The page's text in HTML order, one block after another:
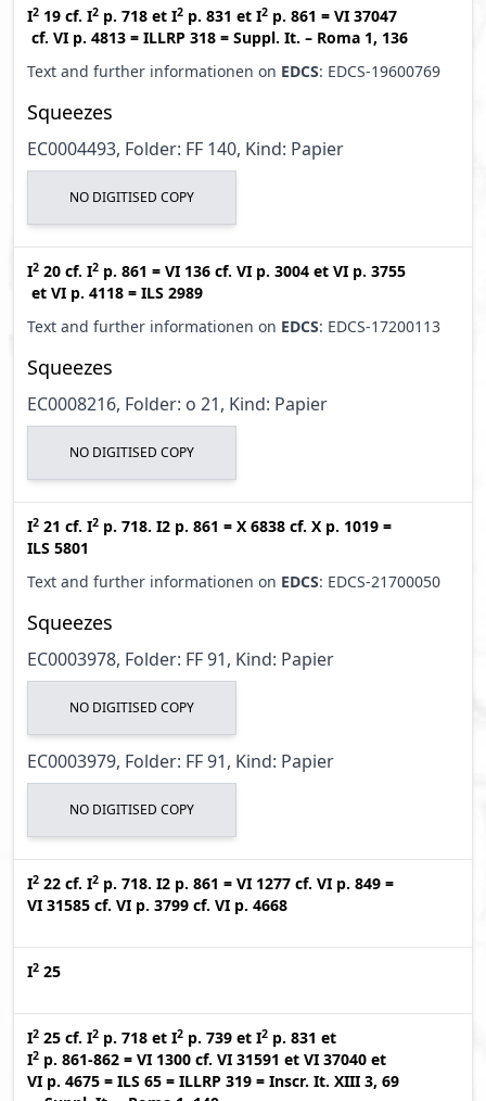
I2 19 cf. I2 p. 718 et I2 p. 831 et I2 p. 861 = VI 37047
cf. VI p. 4813 = ILLRP 318 = Suppl. It. – Roma 1, 136
Text and further informationen on EDCS: EDCS-19600769
Squeezes
EC0004493, Folder: FF 140, Kind: Papier
NO DIGITISED COPY
I2 20 cf. I2 p. 861 = VI 136 cf. VI p. 3004 et VI p. 3755
et VI p. 4118 = ILS 2989
Text and further informationen on EDCS: EDCS-17200113
Squeezes
EC0008216, Folder: o 21, Kind: Papier
NO DIGITISED COPY
I2 21 cf. I2 p. 718. I2 p. 861 = X 6838 cf. X p. 1019 =
ILS 5801
Text and further informationen on EDCS: EDCS-21700050
Squeezes
EC0003978, Folder: FF 91, Kind: Papier
NO DIGITISED COPY
EC0003979, Folder: FF 91, Kind: Papier
NO DIGITISED COPY
I2 22 cf. I2 p. 718. I2 p. 861 = VI 1277 cf. VI p. 849 =
VI 31585 cf. VI p. 3799 cf. VI p. 4668
I2 25
I2 25 cf. I2 p. 718 et I2 p. 739 et I2 p. 831 et
I2 p. 861-862 = VI 1300 cf. VI 31591 et VI 37040 et
VI p. 4675 = ILS 65 = ILLRP 319 = Inscr. It. XIII 3, 69